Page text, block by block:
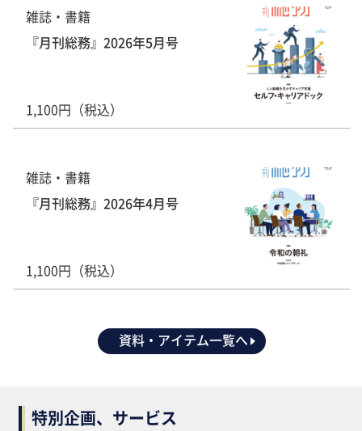
雑誌・書籍
『月刊総務』2026年5月号
1,100円（税込）
雑誌・書籍
『月刊総務』2026年4月号
1,100円（税込）
資料・アイテム一覧へ
特別企画、サービス